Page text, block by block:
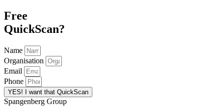
Free
QuickScan?
Name
Organisation
Email
Phone
YES! I want that QuickScan
Spangenberg Group